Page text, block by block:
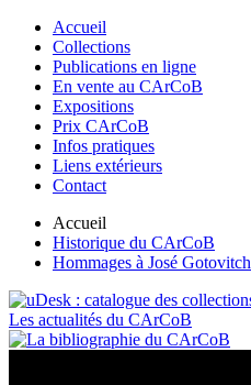
Accueil
Collections
Publications en ligne
En vente au CArCoB
Expositions
Prix CArCoB
Infos pratiques
Liens extérieurs
Contact
Accueil
Historique du CArCoB
Hommages à José Gotovitch
Les actualités du CArCoB